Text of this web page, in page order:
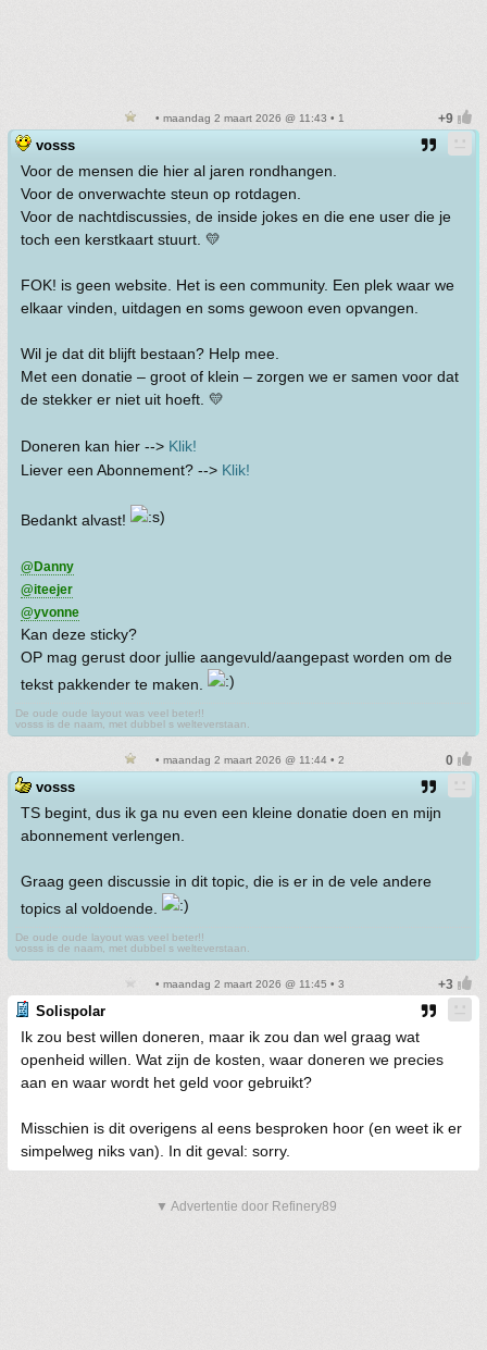
• maandag 2 maart 2026 @ 11:43 • 1
vosss
Voor de mensen die hier al jaren rondhangen.
Voor de onverwachte steun op rotdagen.
Voor de nachtdiscussies, de inside jokes en die ene user die je
toch een kerstkaart stuurt. 💛
FOK! is geen website. Het is een community. Een plek waar we
elkaar vinden, uitdagen en soms gewoon even opvangen.
Wil je dat dit blijft bestaan? Help mee.
Met een donatie – groot of klein – zorgen we er samen voor dat
de stekker er niet uit hoeft. 💛
Doneren kan hier --> Klik!
Liever een Abonnement? --> Klik!
Bedankt alvast!
@Danny
@iteejer
@yvonne
Kan deze sticky?
OP mag gerust door jullie aangevuld/aangepast worden om de
tekst pakkender te maken.
De oude oude layout was veel beter!!
vosss is de naam, met dubbel s welteverstaan.
• maandag 2 maart 2026 @ 11:44 • 2
vosss
TS begint, dus ik ga nu even een kleine donatie doen en mijn
abonnement verlengen.
Graag geen discussie in dit topic, die is er in de vele andere
topics al voldoende.
De oude oude layout was veel beter!!
vosss is de naam, met dubbel s welteverstaan.
• maandag 2 maart 2026 @ 11:45 • 3
Solispolar
Ik zou best willen doneren, maar ik zou dan wel graag wat
openheid willen. Wat zijn de kosten, waar doneren we precies
aan en waar wordt het geld voor gebruikt?
Misschien is dit overigens al eens besproken hoor (en weet ik er
simpelweg niks van). In dit geval: sorry.
▼ Advertentie door Refinery89